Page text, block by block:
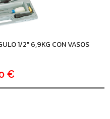
1/2" 6,9KG CON VASOS
€